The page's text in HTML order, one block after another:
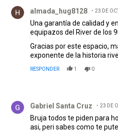
almada_hug8128 23 DE
Una garantía de calidad y
equipazos del River de los
Gracias por este espacio,
exponente de la historia
RESPONDER 1 0
Gabriel Santa Cruz 23 DE
Bruja todos te piden para
asi, peri sabes como te